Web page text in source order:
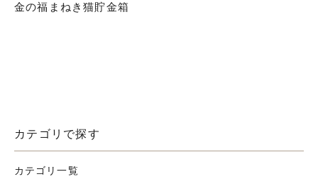
金の福まねき猫貯金箱
カテゴリで探す
カテゴリ一覧